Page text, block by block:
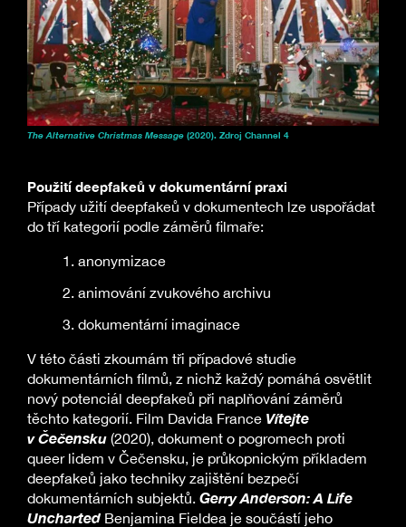
The Alternative Christmas Message (2020). Zdroj Channel 4
Použití deepfakeů v dokumentární praxi
Případy užití deepfakeů v dokumentech lze uspořádat
do tří kategorií podle záměrů filmaře:
anonymizace
animování zvukového archivu
dokumentární imaginace
V této části zkoumám tři případové studie
dokumentárních filmů, z nichž každý pomáhá osvětlit
nový potenciál deepfakeů při naplňování záměrů
těchto kategorií. Film Davida France Vítejte
v Čečensku (2020), dokument o pogromech proti
queer lidem v Čečensku, je průkopnickým příkladem
deepfakeů jako techniky zajištění bezpečí
dokumentárních subjektů. Gerry Anderson: A Life
Uncharted Benjamina Fieldea je součástí jeho